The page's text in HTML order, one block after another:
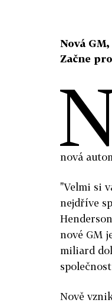
Nová
Začne
nová
"Velmi si
nejdříve
nové GM
miliard
Nově